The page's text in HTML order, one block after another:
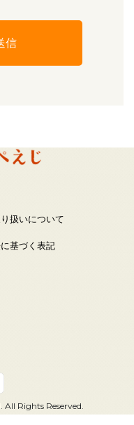
扱いについて
基づく表記
Rights Reserved.